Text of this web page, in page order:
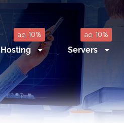
ลด 10%
Hosting
ลด 10%
Servers